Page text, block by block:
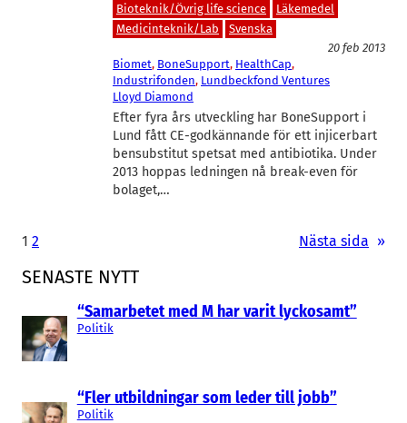
SENASTE NYTT
“Samarbetet med M har varit lyckosamt”
Politik
“Fler utbildningar som leder till jobb”
Politik
Bioteknik/Övrig life science
Läkemedel
Medicinteknik/Lab
Svenska
20 feb 2013
Biomet, BoneSupport, HealthCap
Industrifonden, Lundbeckfond Ventures
Lloyd Diamond
Efter fyra års utveckling har BoneSupport i
Lund fått CE-godkännande för ett injicerbart
bensubstitut spetsat med antibiotika. Under
2013 hoppas ledningen nå break-even för
bolaget,…
1 2 Nästa sida »